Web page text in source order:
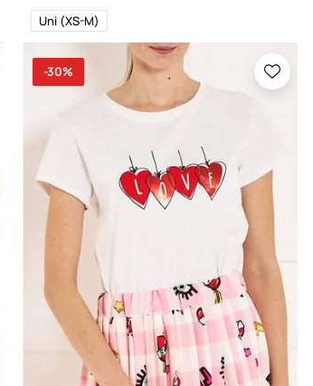
Uni (XS-M)
-30%